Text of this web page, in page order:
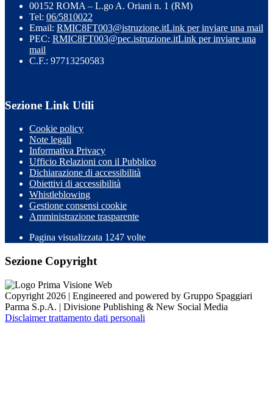
00152 ROMA – L.go A. Oriani n. 1 (RM)
Tel: 06/5810022
Email: RMIC8FT003@istruzione.itLink per inviare una mail
PEC: RMIC8FT003@pec.istruzione.itLink per inviare una
mail
C.F.: 97713250583
Sezione Link Utili
Cookie policy
Note legali
Informativa Privacy
Ufficio Relazioni con il Pubblico
Dichiarazione di accessibilità
Obiettivi di accessibilità
Whistleblowing
Gestione consensi cookie
Amministrazione trasparente
Pagina visualizzata 1247 volte
Sezione Copyright
Copyright 2026 | Engineered and powered by Gruppo Spaggiari
Parma S.p.A. | Divisione Publishing & New Social Media
Disclaimer trattamento dati personali